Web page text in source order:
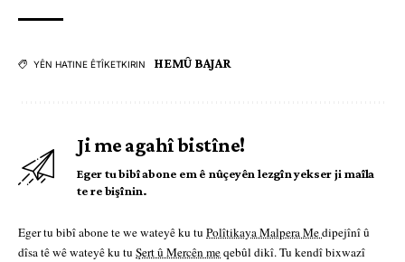
YÊN HATINE ÊTÎKETKIRIN HEMÛ BAJAR
Ji me agahî bistîne!
Eger tu bibî abone em ê nûçeyên lezgîn yekser ji maîla
te re bişînin.
Eger tu bibî abone te we wateyê ku tu Polîtikaya Malpera Medipejînî û
dîsa tê wê wateyê ku tu Şert û Mercên meqebûl dikî. Tu kendî bixwazî